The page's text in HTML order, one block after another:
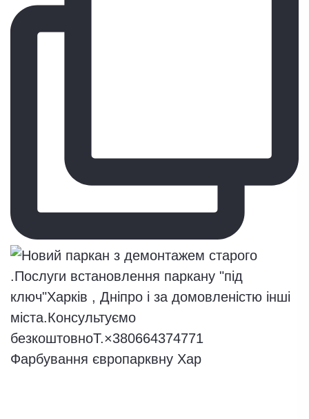
Фарбування європарквну Хар